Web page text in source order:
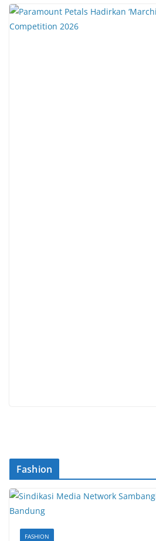
Fashion
FASHION